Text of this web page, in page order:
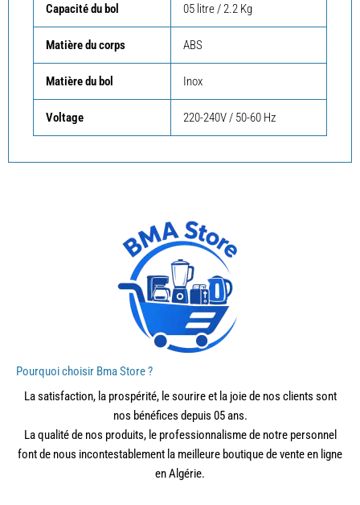
Capacité du bol 05 litre / 2.2 Kg
Matière du corps ABS
Matière du bol Inox
Voltage 220-240V / 50-60 Hz
Pourquoi choisir Bma Store ?
La satisfaction, la prospérité, le sourire et la joie de nos clients sont
nos bénéfices depuis 05 ans.
La qualité de nos produits, le professionnalisme de notre personnel
font de nous incontestablement la meilleure boutique de vente en ligne
en Algérie.